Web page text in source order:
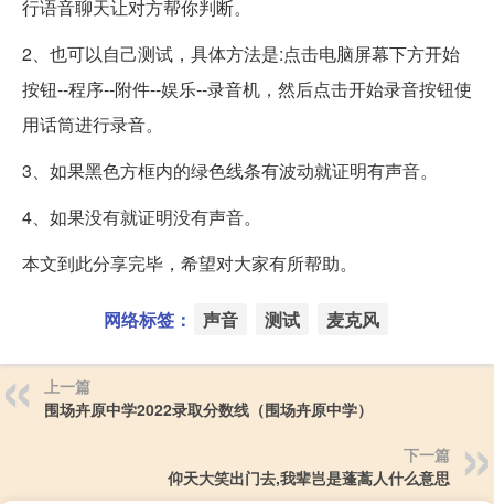
行语音聊天让对方帮你判断。
2、也可以自己测试，具体方法是:点击电脑屏幕下方开始
按钮--程序--附件--娱乐--录音机，然后点击开始录音按钮使
用话筒进行录音。
3、如果黑色方框内的绿色线条有波动就证明有声音。
4、如果没有就证明没有声音。
本文到此分享完毕，希望对大家有所帮助。
网络标签： 声音 测试 麦克风
上一篇
围场卉原中学2022录取分数线（围场卉原中学）
下一篇
仰天大笑出门去,我辈岂是蓬蒿人什么意思